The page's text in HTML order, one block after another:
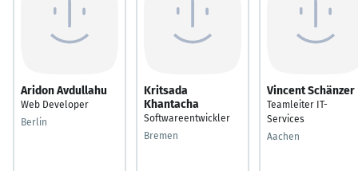
Aridon Avdullahu
Web Developer
Berlin
Kritsada
Khantacha
Softwareentwickler
Bremen
Vincent Schänzer
Teamleiter IT-
Services
Aachen